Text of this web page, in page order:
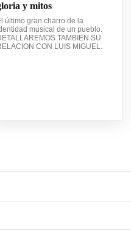
y mitos
último gran charro de la
musical de un pueblo.
TAMBIEN SU
CON LUIS MIGUEL.